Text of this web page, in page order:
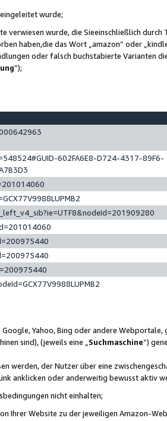
wurde;
wurde, die Sieeinschließlich durch
haben,die das Wort „amazon“ oder
oder falsch buchstabierte Varianten
”);
602FA6E8-D724-4317-89F6-
Yahoo, Bing oder andere
sind), (jeweils eine „ Suchmaschine“)
werden, der Nutzer über eine
anklicken oder anderweitig bewusst aktiv
nicht einhalten;
Ihrer Website zu der jeweiligen Amazon-